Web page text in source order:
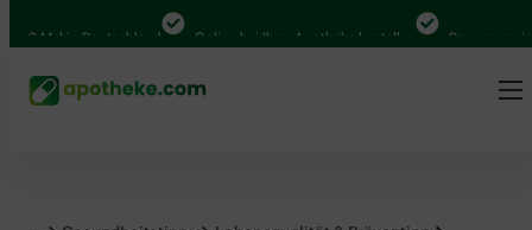
Mal in Deutschland Online bei Ihrer Apotheke bestellen Bequem
Lebensqualität & Prävention